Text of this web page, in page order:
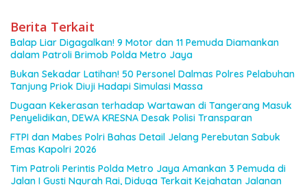
Berita Terkait
Balap Liar Digagalkan! 9 Motor dan 11 Pemuda Diamankan
dalam Patroli Brimob Polda Metro Jaya
Bukan Sekadar Latihan! 50 Personel Dalmas Polres Pelabuhan
Tanjung Priok Diuji Hadapi Simulasi Massa
Dugaan Kekerasan terhadap Wartawan di Tangerang Masuk
Penyelidikan, DEWA KRESNA Desak Polisi Transparan
FTPI dan Mabes Polri Bahas Detail Jelang Perebutan Sabuk
Emas Kapolri 2026
Tim Patroli Perintis Polda Metro Jaya Amankan 3 Pemuda di
Jalan I Gusti Ngurah Rai, Diduga Terkait Kejahatan Jalanan